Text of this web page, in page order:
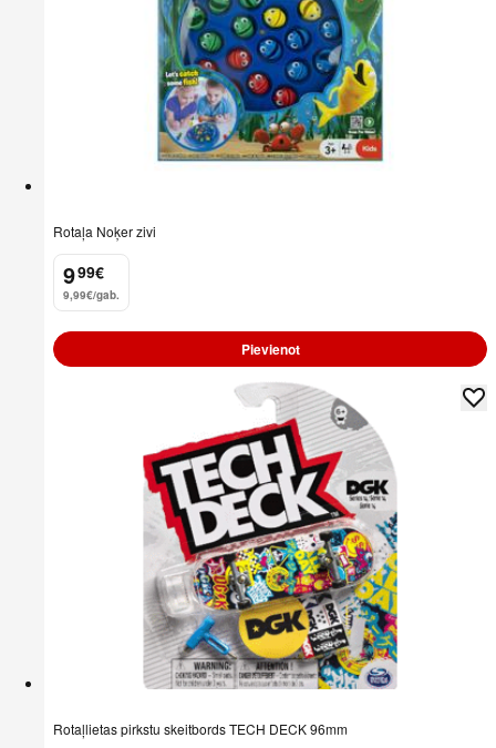
Rotaļa Noķer zivi
9
. 99€
9,99€/gab.
Pievienot
Rotaļlietas pirkstu skeitbords TECH DECK 96mm